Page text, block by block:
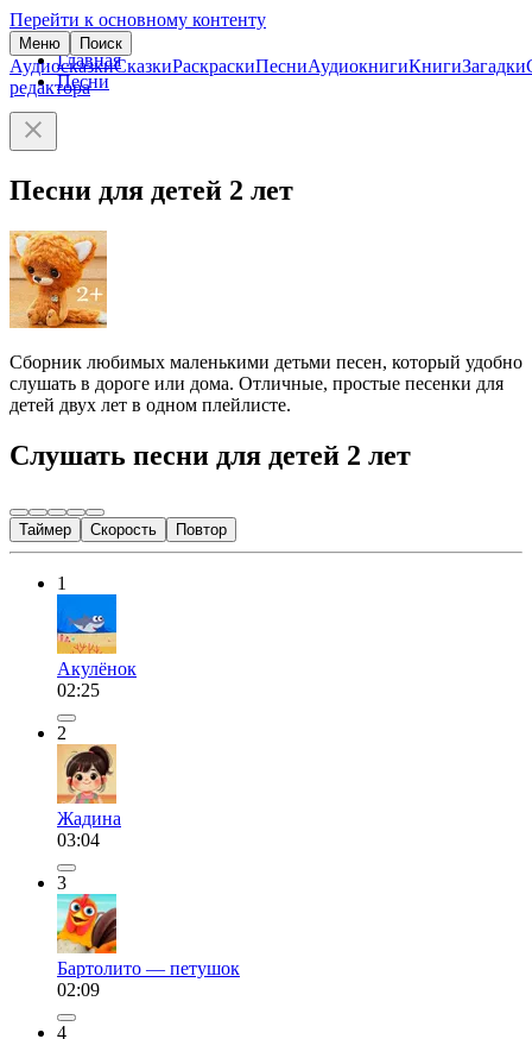
Перейти к основному контенту
Меню Поиск
АудиосказкиСказкиРаскраскиПесниАудиокнигиКнигиЗагадки
редактора
Главная
Песни
Песни для детей 2 лет
Сборник любимых маленькими детьми песен, который удобно
слушать в дороге или дома. Отличные, простые песенки для
детей двух лет в одном плейлисте.
Слушать песни для детей 2 лет
Таймер Скорость Повтор
1
Акулёнок
02:25
2
Жадина
03:04
3
Бартолито — петушок
02:09
4